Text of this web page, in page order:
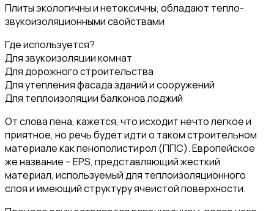
Плиты экологичны и нетоксичны, обладают тепло-
звукоизоляционными свойствами
Где используется?
Для звукоизоляции комнат
Для дорожного строительства
Для утепления фасада зданий и сооружений
Для теплоизоляции балконов лоджий
От слова пена, кажется, что исходит нечто легкое и
приятное, но речь будет идти о таком строительном
материале как пенополистирол (ППС). Европейское
же название – EPS, представляющий жесткий
материал, используемый для теплоизоляционного
слоя и имеющий структуру ячеистой поверхности.